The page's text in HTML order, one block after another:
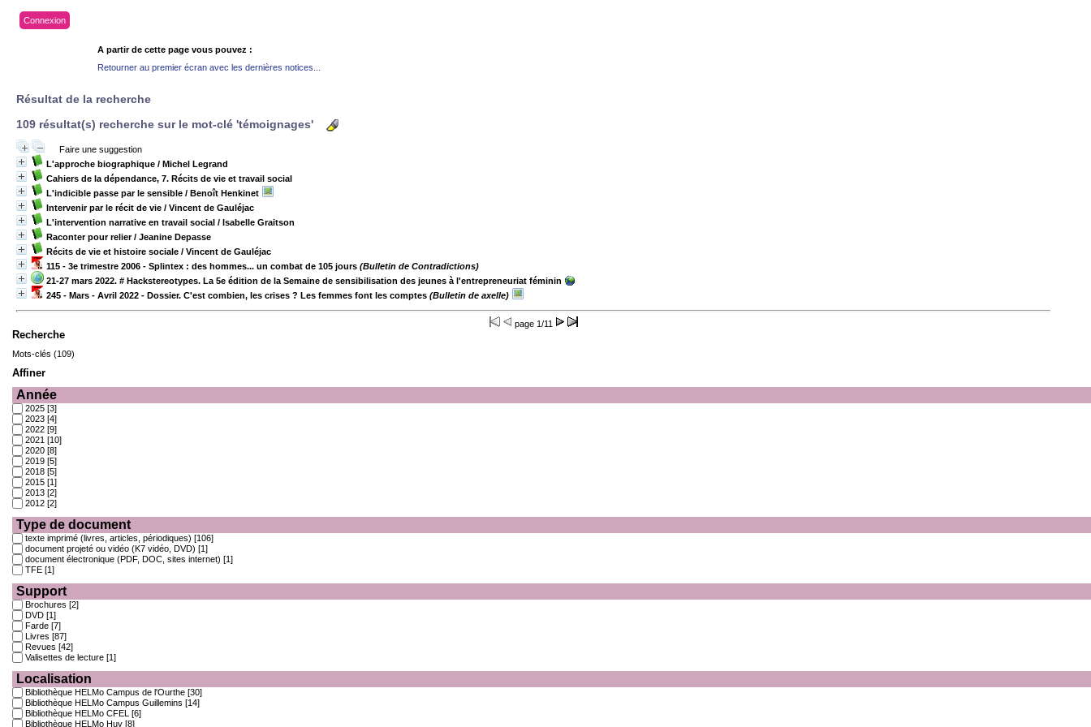
Connexion
A partir de cette page vous pouvez :
Retourner au premier écran avec les dernières notices...
Résultat de la recherche
109 résultat(s) recherche sur le mot-clé 'témoignages'
Faire une suggestion
L'approche biographique / Michel Legrand
Cahiers de la dépendance, 7. Récits de vie et travail social
L'indicible passe par le sensible / Benoît Henkinet
Intervenir par le récit de vie / Vincent de Gauléjac
L'intervention narrative en travail social / Isabelle Graitson
Raconter pour relier/ Jeanine Depasse
Récits de vie et histoire sociale / Vincent de Gauléjac
115 - 3e trimestre 2006 - Splintex : des hommes... un combat de 105 jours (Bulletin de Contradictions)
21-27 mars 2022. # Hackstereotypes. La 5e édition de la Semaine de sensibilisation des jeunes à l'entrepreneuriat féminin
245 - Mars - Avril 2022 - Dossier. C'est combien, les crises ? Les femmes font les comptes (Bulletin de axelle)
page 1/11
Recherche
Mots-clés (109)
Affiner
Année
2025 [3]
2023 [4]
2022 [9]
2021 [10]
2020 [8]
2019 [5]
2018 [5]
2015 [1]
2013 [2]
2012 [2]
Type de document
texte imprimé (livres, articles, périodiques) [106]
document projeté ou vidéo (K7 vidéo, DVD) [1]
document électronique (PDF, DOC, sites internet) [1]
TFE [1]
Support
Brochures [2]
DVD [1]
Farde [7]
Livres [87]
Revues [42]
Valisettes de lecture [1]
Localisation
Bibliothèque HELMo Campus de l'Ourthe [30]
Bibliothèque HELMo Campus Guillemins [14]
Bibliothèque HELMo CFEL [6]
Bibliothèque HELMo Huy [8]